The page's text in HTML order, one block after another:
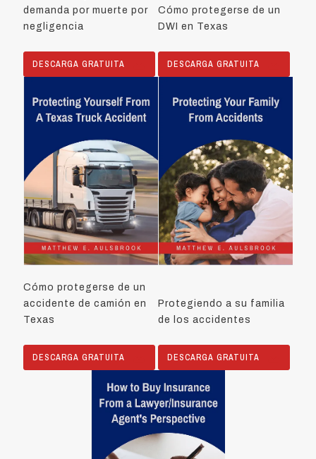
demanda por muerte por
negligencia
DESCARGA GRATUITA
Cómo protegerse de un
DWI en Texas
DESCARGA GRATUITA
Cómo protegerse de un
accidente de camión en
Texas
DESCARGA GRATUITA
Protegiendo a su familia
de los accidentes
DESCARGA GRATUITA